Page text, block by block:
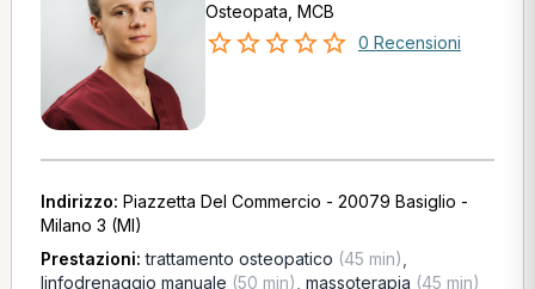
Osteopata, MCB
0 Recensioni
Indirizzo: Piazzetta Del Commercio - 20079 Basiglio -
Milano 3 (MI)
Prestazioni:trattamento osteopatico (45 min)
linfodrenaggio manuale (50 min) massoterapia (45 min)